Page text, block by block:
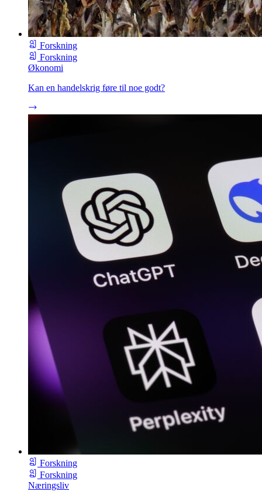
Forskning
Forskning
Økonomi
Kan en handelskrig føre til noe godt?
Forskning
Forskning
Næringsliv